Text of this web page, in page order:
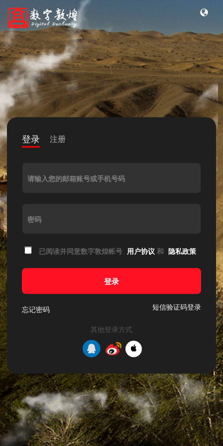
登录 注册
请输入您的邮箱账号或手机号码
密码
已阅读并同意数字敦煌帐号 用户协议 和 隐私政策
登录
忘记密码 短信验证码登录
其他登录方式